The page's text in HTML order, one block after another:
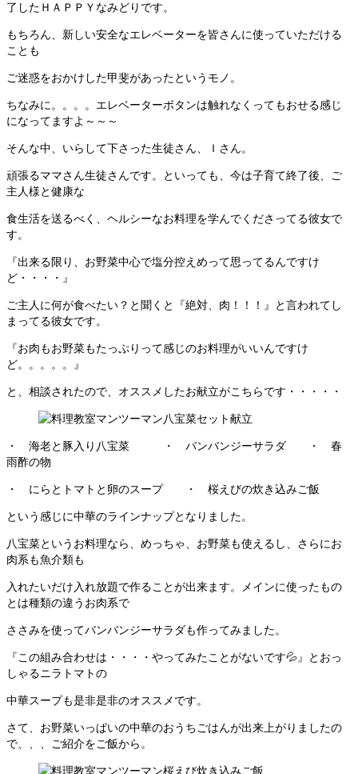
了したＨＡＰＰＹなみどりです。
もちろん、新しい安全なエレベーターを皆さんに使っていただける
ことも
ご迷惑をおかけした甲斐があったというモノ。
ちなみに。。。。エレベーターボタンは触れなくってもおせる感じ
になってますよ～～～
そんな中、いらして下さった生徒さん、Ｉさん。
頑張るママさん生徒さんです。といっても、今は子育て終了後、ご
主人様と健康な
食生活を送るべく、ヘルシーなお料理を学んでくださってる彼女で
す。
『出来る限り、お野菜中心で塩分控えめって思ってるんですけ
ど・・・・』
ご主人に何が食べたい？と聞くと『絶対、肉！！！』と言われてし
まってる彼女です。
『お肉もお野菜もたっぷりって感じのお料理がいいんですけ
ど。。。。。』
と、相談されたので、オススメしたお献立がこちらです・・・・・
・ 海老と豚入り八宝菜 ・ バンバンジーサラダ ・ 春
雨酢の物
・ にらとトマトと卵のスープ ・ 桜えびの炊き込みご飯
という感じに中華のラインナップとなりました。
八宝菜というお料理なら、めっちゃ、お野菜も使えるし、さらにお
肉系も魚介類も
入れたいだけ入れ放題で作ることが出来ます。メインに使ったもの
とは種類の違うお肉系で
ささみを使ってバンバンジーサラダも作ってみました。
『この組み合わせは・・・・やってみたことがないです💦』とおっ
しゃるニラトマトの
中華スープも是非是非のオススメです。
さて、お野菜いっぱいの中華のおうちごはんが出来上がりましたの
で、、、ご紹介をご飯から。